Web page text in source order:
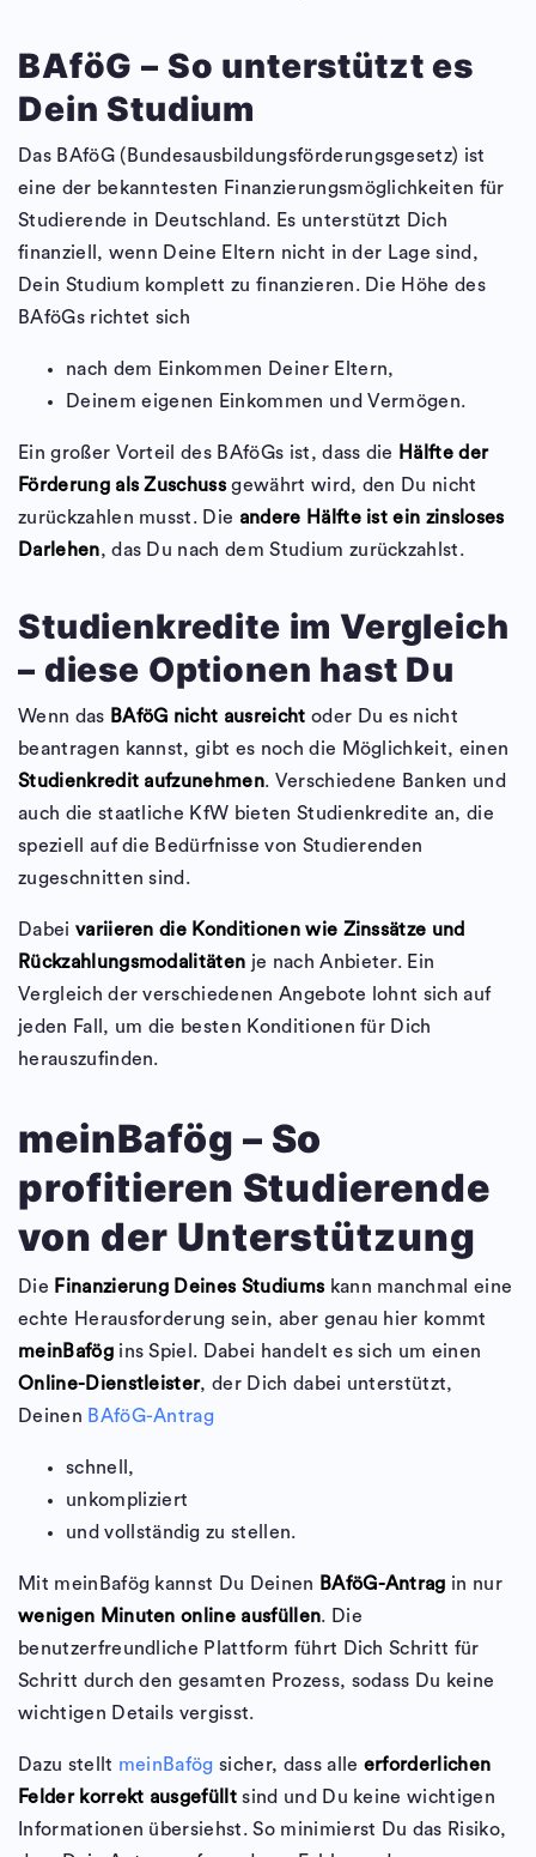
BAföG – So unterstützt es
Dein Studium
Das BAföG (Bundesausbildungsförderungsgesetz) ist
eine der bekanntesten Finanzierungsmöglichkeiten für
Studierende in Deutschland. Es unterstützt Dich
finanziell, wenn Deine Eltern nicht in der Lage sind,
Dein Studium komplett zu finanzieren. Die Höhe des
BAföGs richtet sich
nach dem Einkommen Deiner Eltern,
Deinem eigenen Einkommen und Vermögen.
Ein großer Vorteil des BAföGs ist, dass die Hälfte der
Förderung als Zuschussgewährt wird, den Du nicht
zurückzahlen musst. Die andere Hälfte ist ein zinsloses
Darlehen, das Du nach dem Studium zurückzahlst.
Studienkredite im Vergleich
– diese Optionen hast Du
Wenn das BAföG nicht ausreicht oder Du es nicht
beantragen kannst, gibt es noch die Möglichkeit, einen
Studienkredit aufzunehmen. Verschiedene Banken und
auch die staatliche KfW bieten Studienkredite an, die
speziell auf die Bedürfnisse von Studierenden
zugeschnitten sind.
Dabei variieren die Konditionen wie Zinssätze und
Rückzahlungsmodalitäten je nach Anbieter. Ein
Vergleich der verschiedenen Angebote lohnt sich auf
jeden Fall, um die besten Konditionen für Dich
herauszufinden.
meinBafög – So
profitieren Studierende
von der Unterstützung
Die Finanzierung Deines Studiumskann manchmal eine
echte Herausforderung sein, aber genau hier kommt
meinBafögins Spiel. Dabei handelt es sich um einen
Online-Dienstleister, der Dich dabei unterstützt,
Deinen BAföG-Antrag
schnell,
unkompliziert
und vollständig zu stellen.
Mit meinBafög kannst Du Deinen BAföG-Antrag in nur
wenigen Minuten online ausfüllen. Die
benutzerfreundliche Plattform führt Dich Schritt für
Schritt durch den gesamten Prozess, sodass Du keine
wichtigen Details vergisst.
Dazu stellt meinBafög sicher, dass alle erforderlichen
Felder korrekt ausgefülltsind und Du keine wichtigen
Informationen übersiehst. So minimierst Du das Risiko,